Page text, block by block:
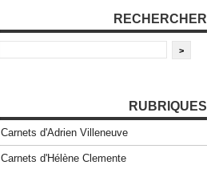
RECHERCHER
RUBRIQUES
Carnets d'Adrien Villeneuve
Carnets d'Hélène Clemente